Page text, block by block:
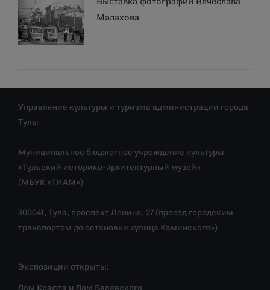
Выставка фотографий Вячеслава
Малахова
Управление культуры и туризма администрации города
Тулы
Муниципальное бюджетное учреждение культуры
«Тульский историко-архитектурный музей»
(МБУК «ТИАМ»)
300041, Тула, проспект Ленина, 27 (проезд городским
транспортом до остановки «улица Каминского»)
Экспозиции открыты: